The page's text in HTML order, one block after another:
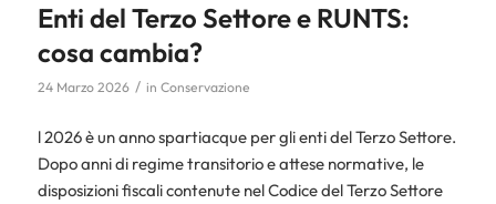
Enti del Terzo Settore e RUNTS:
cosa cambia?
24 Marzo 2026 / in Conservazione
l 2026 è un anno spartiacque per gli enti del Terzo Settore.
Dopo anni di regime transitorio e attese normative, le
disposizioni fiscali contenute nel Codice del Terzo Settore